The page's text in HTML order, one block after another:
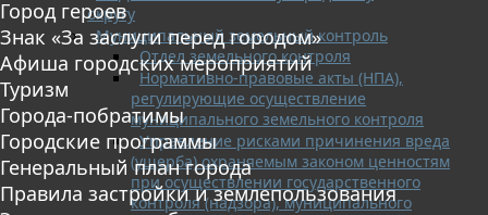
округу
Муниципальный земельный контроль
Отдел земельного контроля
Нормативно-правовые акты (НПА),
регулирующие осуществление
муниципального земельного контроля
Управление рисками причинения вреда
(ущерба) охраняемым законом ценностям
при осуществлении государственного
контроля (надзора), муниципального
Город героев
Знак «За заслуги перед городом»
Афиша городских мероприятий
Туризм
Города-побратимы
Городские программы
Генеральный план города
Правила застройки и землепользования